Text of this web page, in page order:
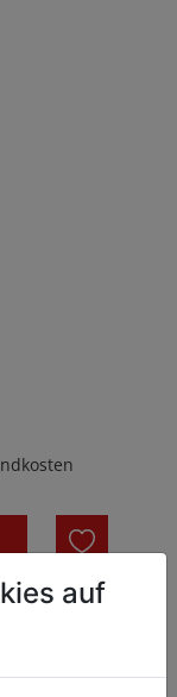
auf